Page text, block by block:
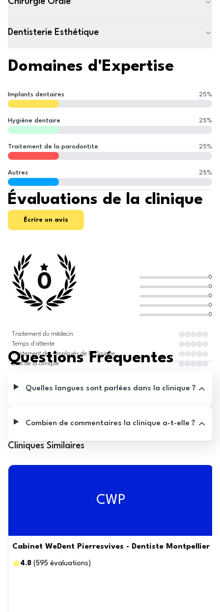
Dentisterie Esthétique
Domaines d'Expertise
Implants dentaires 25%
Hygiène dentaire 25%
Traitement de la parodontite 25%
Autres 25%
Évaluations de la clinique
Écrire un avis
0
0
0
0
0
0
Traitement du médecin
Temps d'attente
Traitement des employés de la clinique
État de la clinique
Questions Fréquentes
Quelles langues sont parlées dans la clinique ?
Combien de commentaires la clinique a-t-elle ?
Cliniques Similaires
CWP
Cabinet WeDent Pierresvives - Dentiste Montpellier
4.8 (595 évaluations )